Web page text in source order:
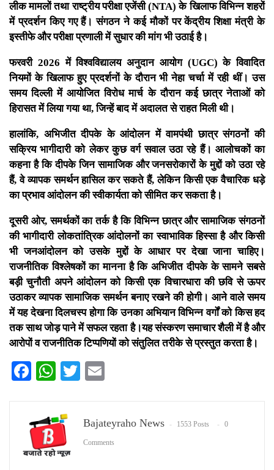
लीक मामलों तथा राष्ट्रीय परीक्षा एजेंसी (NTA) के खिलाफ विभिन्न शहरों
में प्रदर्शन किए गए हैं। संगठन ने कई मौकों पर केंद्रीय शिक्षा मंत्री के
इस्तीफे और परीक्षा प्रणाली में सुधार की मांग भी उठाई है।
फरवरी 2026 में विश्वविद्यालय अनुदान आयोग (UGC) के विवादित
नियमों के खिलाफ हुए प्रदर्शनों के दौरान भी नेहा चर्चा में रही थीं। उस
समय दिल्ली में आयोजित विरोध मार्च के दौरान कई छात्र नेताओं को
हिरासत में लिया गया था, जिन्हें बाद में अदालत से राहत मिली थी।
हालांकि, अभिजीत दीपके के आंदोलन में वामपंथी छात्र संगठनों की
सक्रिय भागीदारी को लेकर कुछ वर्ग सवाल उठा रहे हैं। आलोचकों का
कहना है कि दीपके जिन सामाजिक और जनसरोकारों के मुद्दों को उठा रहे
हैं, वे व्यापक समर्थन हासिल कर सकते हैं, लेकिन किसी एक वैचारिक धड़े
का प्रभाव आंदोलन की स्वीकार्यता को सीमित कर सकता है।
दूसरी ओर, समर्थकों का तर्क है कि विभिन्न छात्र और सामाजिक संगठनों
की भागीदारी लोकतांत्रिक आंदोलनों का स्वाभाविक हिस्सा है और किसी
भी जनआंदोलन को उसके मुद्दों के आधार पर देखा जाना चाहिए।
राजनीतिक विश्लेषकों का मानना है कि अभिजीत दीपके के सामने सबसे
बड़ी चुनौती अपने आंदोलन को किसी एक विचारधारा की छवि से ऊपर
उठाकर व्यापक सामाजिक समर्थन बनाए रखने की होगी। आने वाले समय
में यह देखना दिलचस्प होगा कि उनका अभियान विभिन्न वर्गों को किस हद
तक साथ जोड़ पाने में सफल रहता है।यह संस्करण समाचार शैली में है और
आरोपों व राजनीतिक टिप्पणियों को संतुलित तरीके से प्रस्तुत करता है।
Facebook
WhatsApp
Twitter
Bajateyraho News 1553 Posts 0
Comments